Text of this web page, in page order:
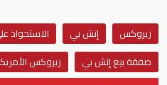
زيروكس إتش بي
الاستحواذ
صفقة بيع إتش بي
زيروكس